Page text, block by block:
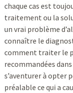
chaque cas est
traitement ou la
un vrai problème
connaître le
comment traiter le
recommandées
s’aventurer à opter
préalable ce qui a